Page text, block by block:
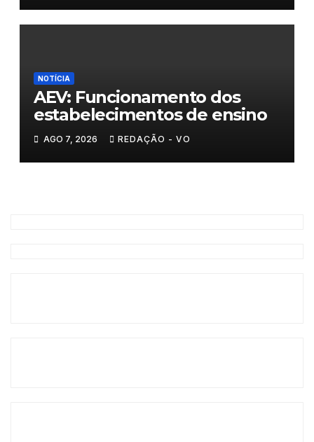
NOTÍCIA
AEV: Funcionamento dos
estabelecimentos de ensino
AGO 7, 2026 REDAÇÃO - VO